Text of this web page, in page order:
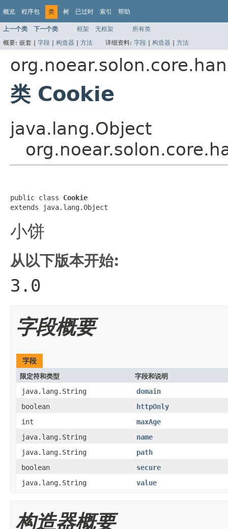
概览 程序包 类 树 已过时 索引 帮助
上一个类 下一个类 框架 无框架
所有类
概要: 嵌套 | 字段 | 构造器 | 方法 详细资料: 字段 | 构造器 | 方法
类 Cookie
java.lang.Object
public class Cookie
extends java.lang.Object
小饼
从以下版本开始:
3.0
字段概要
字段
限定符和类型 字段和说明
java.lang.String
domain
boolean
httpOnly
int
maxAge
java.lang.String
name
java.lang.String
path
boolean
secure
java.lang.String
value
构造器概要